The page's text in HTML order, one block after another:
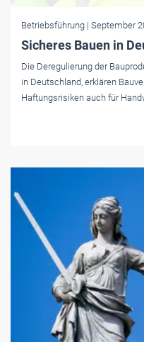
Betriebsführung | September
Sicheres Bauen in
Die Deregulierung der
in Deutschland, erklären
Haftungsrisiken auch für